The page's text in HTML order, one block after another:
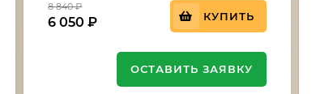
8 840₽
6 050₽ КУПИТЬ
ОСТАВИТЬ ЗАЯВКУ